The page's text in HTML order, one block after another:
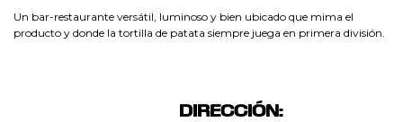
Un bar-restaurante versátil, luminoso y bien ubicado que mima el
producto y donde la tortilla de patata siempre juega en primera división.
DIRECCIÓN: